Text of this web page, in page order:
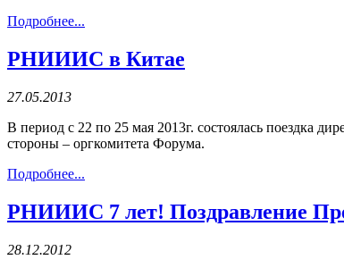
Подробнее...
РНИИИС в Китае
27.05.2013
В период с 22 по 25 мая 2013г. состоялась поездка
стороны – оргкомитета Форума.
Подробнее...
РНИИИС 7 лет! Поздравление
28.12.2012